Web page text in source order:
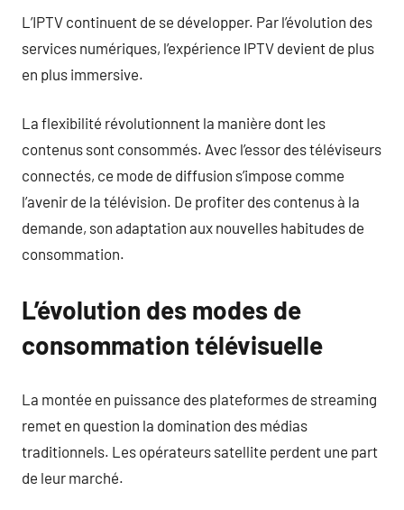
L’IPTV continuent de se développer. Par l’évolution des
services numériques, l’expérience IPTV devient de plus
en plus immersive.
La flexibilité révolutionnent la manière dont les
contenus sont consommés. Avec l’essor des téléviseurs
connectés, ce mode de diffusion s’impose comme
l’avenir de la télévision. De profiter des contenus à la
demande, son adaptation aux nouvelles habitudes de
consommation.
L’évolution des modes de
consommation télévisuelle
La montée en puissance des plateformes de streaming
remet en question la domination des médias
traditionnels. Les opérateurs satellite perdent une part
de leur marché.